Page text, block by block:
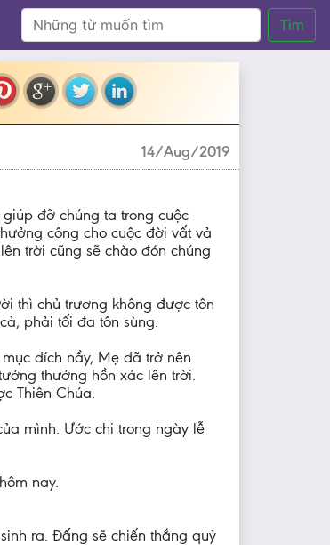
Tìm
14/Aug/2019
đỡ chúng ta trong cuộc
công cho cuộc đời vất vả
trời cũng sẽ chào đón chúng
thì chủ trương không được tôn
phải tối đa tôn sùng.
đích nầy, Mẹ đã trở nên
thưởng hồn xác lên trời.
Thiên Chúa.
mình. Ước chi trong ngày lễ
nay.
ra. Ðấng sẽ chiến thắng quỷ